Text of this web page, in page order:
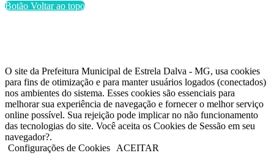
Botão Voltar ao topo
O site da Prefeitura Municipal de Estrela Dalva - MG, usa cookies
para fins de otimização e para manter usuários logados (conectados)
nos ambientes do sistema. Esses cookies são essenciais para
melhorar sua experiência de navegação e fornecer o melhor serviço
online possível. Sua rejeição pode implicar no não funcionamento
das tecnologias do site. Você aceita os Cookies de Sessão em seu
navegador?.
Configurações de Cookies
ACEITAR